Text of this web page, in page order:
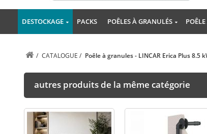
DESTOCKAGE PACKS POÊLES À GRANULÉS
/ CATALOGUE / Poêle à granules - LINCAR Erica Plus 8.5
autres produits de la même catégorie